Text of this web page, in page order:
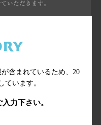
いただきます。
合がございます。
度アクセスしてくだ
含まれているため、 20
ています。
力下さい。